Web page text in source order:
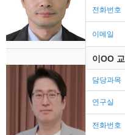
전화번호
이메일
이OO
담당과목
연구실
전화번호